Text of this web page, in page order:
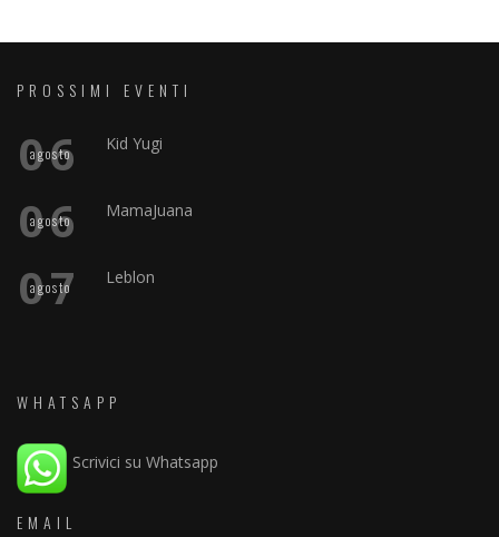
PROSSIMI EVENTI
06
agosto Kid Yugi
06
agosto MamaJuana
07
agosto Leblon
WHATSAPP
Scrivici su Whatsapp
EMAIL